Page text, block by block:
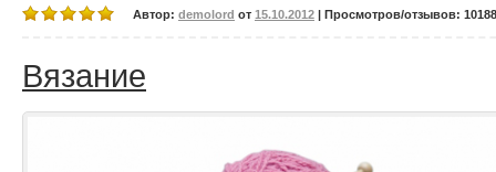
Автор: demolord от 15.10.2012 | Просмотров/отзывов:
Вязание